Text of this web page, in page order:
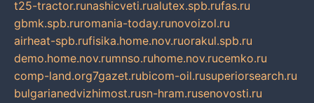
t25-tractor.runashicveti.rualutex.spb.rufas.ru
gbmk.spb.ruromania-today.runovoizol.ru
airheat-spb.rufisika.home.nov.ruorakul.spb.ru
demo.home.nov.rumnso.ruhome.nov.rucemko.ru
comp-land.org7gazet.rubicom-oil.rusuperiorsearch.ru
bulgarianedvizhimost.rusn-hram.rusenovosti.ru